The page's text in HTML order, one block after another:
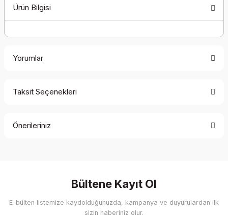
Ürün Bilgisi
Yorumlar
Taksit Seçenekleri
Önerileriniz
Görüş ve önerileriniz için teşekkür ederiz.
Ürün resmi kalitesiz, bozuk veya görüntülenemiyor.
Bültene Kayıt Ol
E-bülten listemize kaydolduğunuzda, kampanya ve duyurulardan ilk
sizin haberiniz olur.